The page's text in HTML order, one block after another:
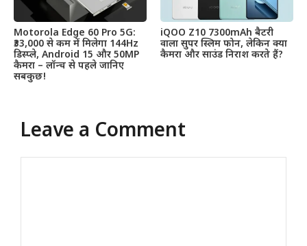
Motorola Edge 60 Pro 5G:
₹33,000 से कम में मिलेगा 144Hz
डिस्प्ले, Android 15 और 50MP
कैमरा – लॉन्च से पहले जानिए
सबकुछ!
iQOO Z10 7300mAh बैटरी
वाला सुपर स्लिम फोन, लेकिन क्या
कैमरा और साउंड निराश करते हैं?
Leave a Comment